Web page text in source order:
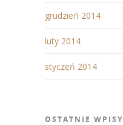
grudzień 2014
luty 2014
styczeń 2014
OSTATNIE WPISY